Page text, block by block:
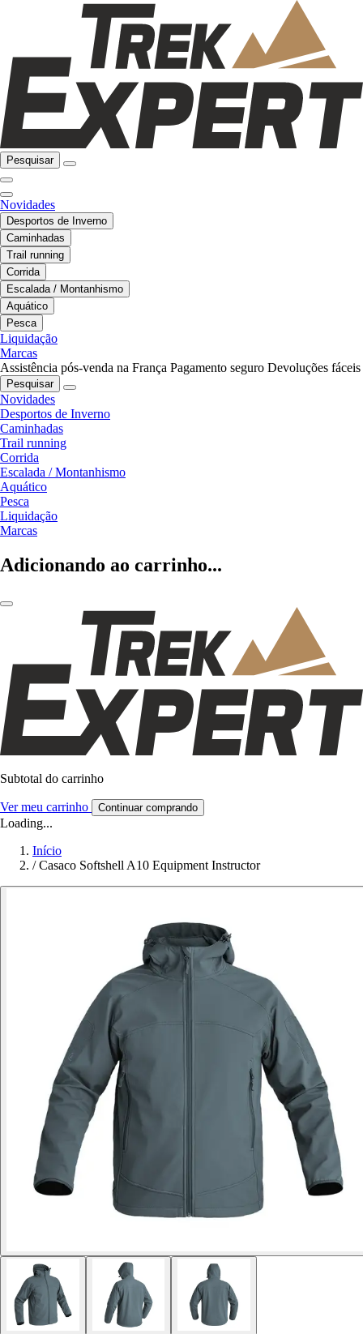
Pesquisar
Novidades
Desportos de Inverno
Caminhadas
Trail running
Corrida
Escalada / Montanhismo
Aquático
Pesca
Liquidação
Marcas
Assistência pós-venda na França Pagamento seguro Devoluções fáceis
Pesquisar
Novidades
Desportos de Inverno
Caminhadas
Trail running
Corrida
Escalada / Montanhismo
Aquático
Pesca
Liquidação
Marcas
Adicionando ao carrinho...
Subtotal do carrinho
Ver meu carrinho Continuar comprando
Loading...
Início
/ Casaco Softshell A10 Equipment Instructor